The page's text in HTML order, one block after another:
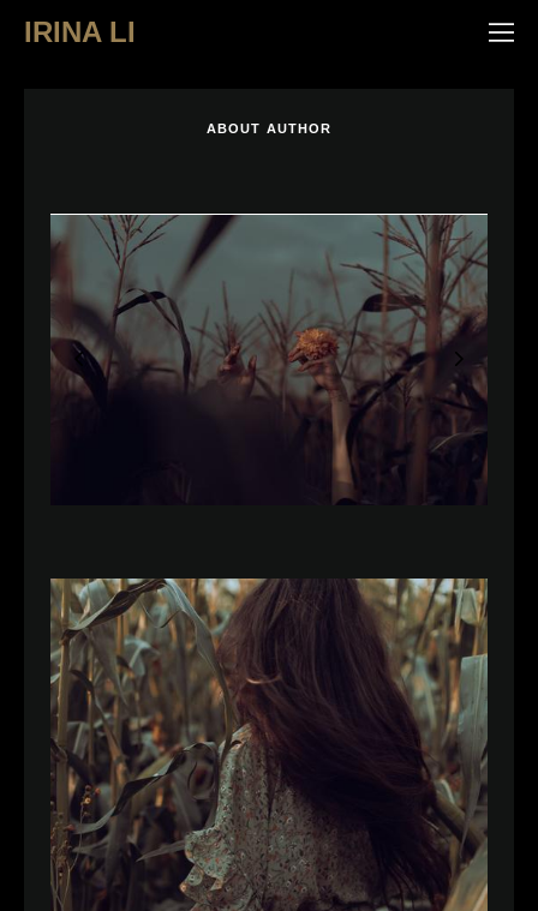
IRINA LI
ABOUT AUTHOR